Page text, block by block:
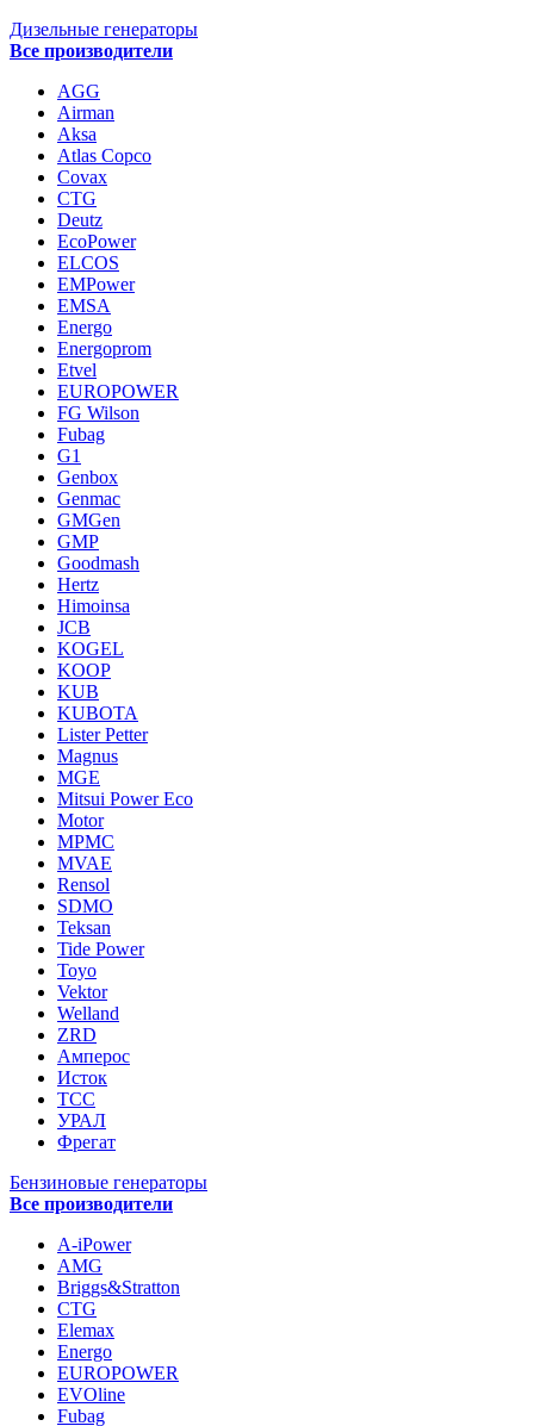
Дизельные генераторы
Все производители
AGG
Airman
Aksa
Atlas Copco
Covax
CTG
Deutz
EcoPower
ELCOS
EMPower
EMSA
Energo
Energoprom
Etvel
EUROPOWER
FG Wilson
Fubag
G1
Genbox
Genmac
GMGen
GMP
Goodmash
Hertz
Himoinsa
JCB
KOGEL
KOOP
KUB
KUBOTA
Lister Petter
Magnus
MGE
Mitsui Power Eco
Motor
MPMC
MVAE
Rensol
SDMO
Teksan
Tide Power
Toyo
Vektor
Welland
ZRD
Амперос
Исток
ТСС
УРАЛ
Фрегат
Бензиновые генераторы
Все производители
A-iPower
AMG
Briggs&Stratton
CTG
Elemax
Energo
EUROPOWER
EVOline
Fubag